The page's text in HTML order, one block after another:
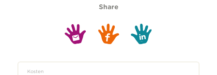
Share
Kosten